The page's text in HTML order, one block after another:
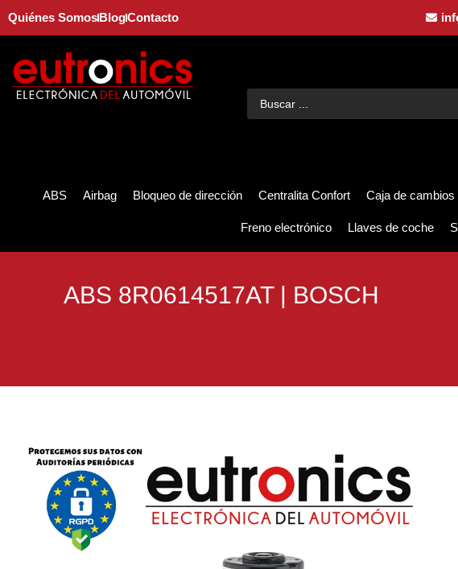
Quiénes SomosBlogContacto
ABS Airbag Bloqueo de dirección Centralita Confort Caja de cambios
Freno electrónico Llaves de coche
ABS 8R0614517AT | BOSCH